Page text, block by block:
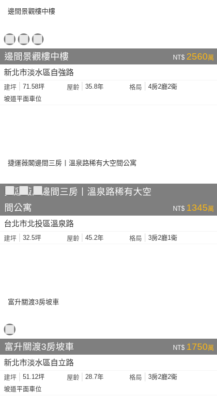
邊間景觀樓中樓 NT$ 2560萬
新北市淡水區自強路
建坪 71.58坪 屋齡 35.8年 格局
4房2廳2衛
坡道平面車位
捷運薇閣邊間三房丨溫泉路稀有大空
間公寓
NT$ 1345萬
台北市北投區溫泉路
建坪 32.5坪 屋齡 45.2年 格局 3房2廳1衛
富升關渡3房坡車 NT$ 1750萬
新北市淡水區自立路
建坪 51.12坪 屋齡 28.7年 格局
3房2廳2衛
坡道平面車位